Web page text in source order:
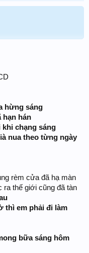
hừng sáng
hạn hán
chạng sáng
nua theo từng ngày
rèm cửa đã hạ màn
thế giới cũng đã tàn
thì em phải đi làm
bữa sáng hôm